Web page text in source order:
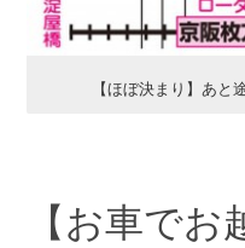
【ほぼ決まり】あと
【お車で